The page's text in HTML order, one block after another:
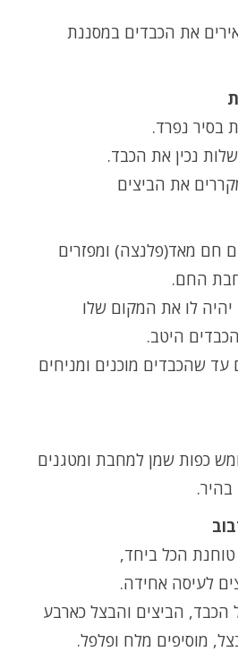
את הכבדים במסננת
בסיר נפרד.
נכין את הכבד.
את הביצים
חם מאד(פלנצה) ומפזרים
החם.
לו את המקום שלו
היטב.
עד שהכבדים מוכנים ומניחים
כפות שמן למחבת ומטגנים
בהיר.
הכל ביחד,
לעיסה אחידה.
הכבד, הביצים והבצל כארבע
מוסיפים מלח ופלפל.